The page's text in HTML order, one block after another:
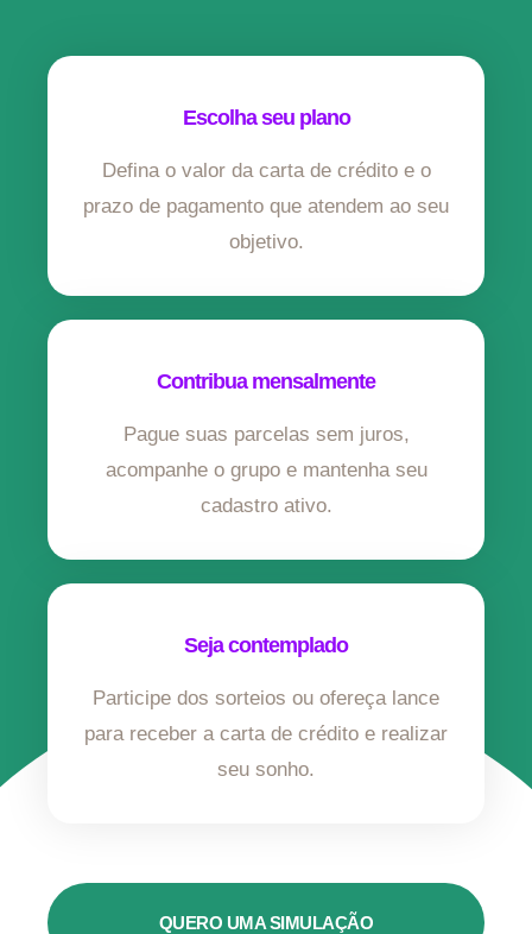
Escolha seu plano
Defina o valor da carta de crédito e o
prazo de pagamento que atendem ao seu
objetivo.
Contribua mensalmente
Pague suas parcelas sem juros,
acompanhe o grupo e mantenha seu
cadastro ativo.
Seja contemplado
Participe dos sorteios ou ofereça lance
para receber a carta de crédito e realizar
seu sonho.
QUERO UMA SIMULAÇÃO